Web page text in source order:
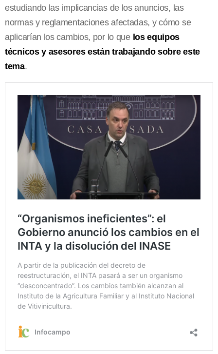
estudiando las implicancias de los anuncios, las
normas y reglamentaciones afectadas, y cómo se
aplicarían los cambios, por lo que los equipos
técnicos y asesores están trabajando sobre este
tema.